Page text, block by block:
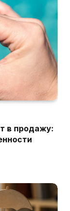
в продажу: